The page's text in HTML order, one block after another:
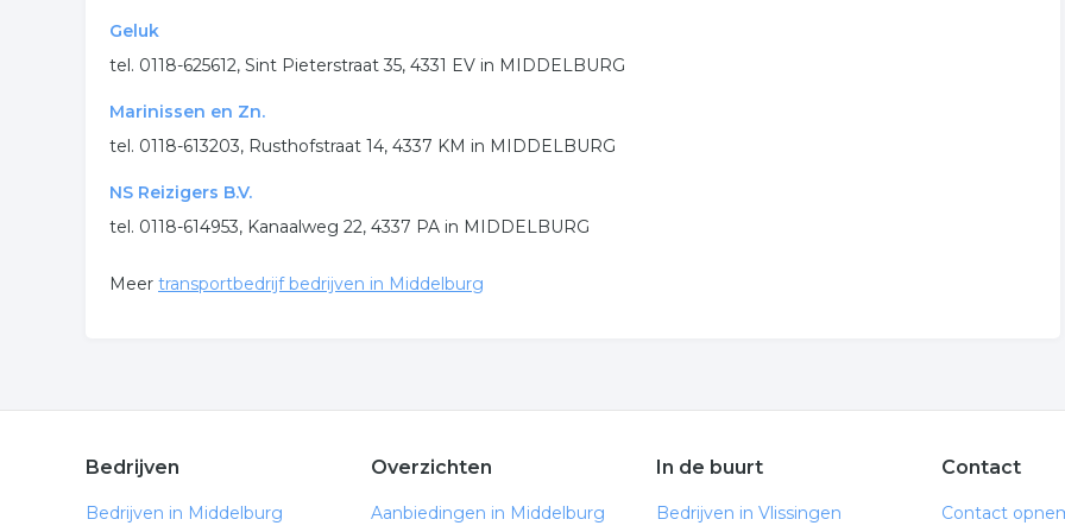
Geluk
tel. 0118-625612, Sint Pieterstraat 35, 4331 EV in MIDDELBURG
Marinissen en Zn.
tel. 0118-613203, Rusthofstraat 14, 4337 KM in MIDDELBURG
NS Reizigers B.V.
tel. 0118-614953, Kanaalweg 22, 4337 PA in MIDDELBURG
Meer transportbedrijf bedrijven in Middelburg
Bedrijven
Bedrijven in Middelburg
Overzichten
Aanbiedingen in Middelburg
In de buurt
Bedrijven in Vlissingen
Contact
Contact